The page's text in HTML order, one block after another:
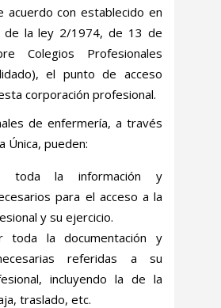
acuerdo con establecido en
de la ley 2/1974, de 13 de
Colegios Profesionales
el punto de acceso
corporación profesional.
de enfermería, a través
Única, pueden:
toda la información y
para el acceso a la
y su ejercicio.
toda la documentación y
referidas a su
incluyendo la de la
traslado, etc.